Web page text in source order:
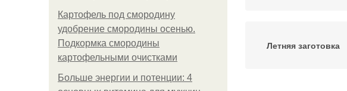
Картофель под смородину
удобрение смородины осенью.
Подкормка смородины
картофельными очистками
Больше энергии и потенции: 4
Летняя заготовка